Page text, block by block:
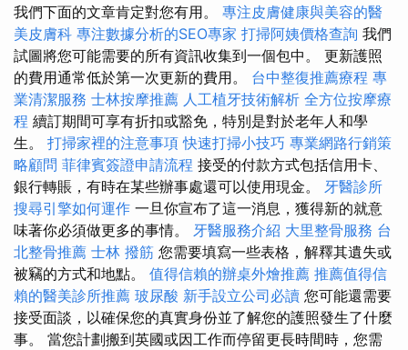
我們下面的文章肯定對您有用。 專注皮膚健康與美容的醫
美皮膚科 專注數據分析的SEO專家 打掃阿姨價格查詢 我們
試圖將您可能需要的所有資訊收集到一個包中。 更新護照
的費用通常低於第一次更新的費用。 台中整復推薦療程 專
業清潔服務 士林按摩推薦 人工植牙技術解析 全方位按摩療
程 續訂期間可享有折扣或豁免，特別是對於老年人和學
生。 打掃家裡的注意事項 快速打掃小技巧 專業網路行銷策
略顧問 菲律賓簽證申請流程 接受的付款方式包括信用卡、
銀行轉賬，有時在某些辦事處還可以使用現金。 牙醫診所
搜尋引擎如何運作 一旦你宣布了這一消息，獲得新的就意
味著你必須做更多的事情。 牙醫服務介紹 大里整骨服務 台
北整骨推薦 士林 撥筋 您需要填寫一些表格，解釋其遺失或
被竊的方式和地點。 值得信賴的辦桌外燴推薦 推薦值得信
賴的醫美診所推薦 玻尿酸 新手設立公司必讀 您可能還需要
接受面談，以確保您的真實身份並了解您的護照發生了什麼
事。 當您計劃搬到英國或因工作而停留更長時間時，您需